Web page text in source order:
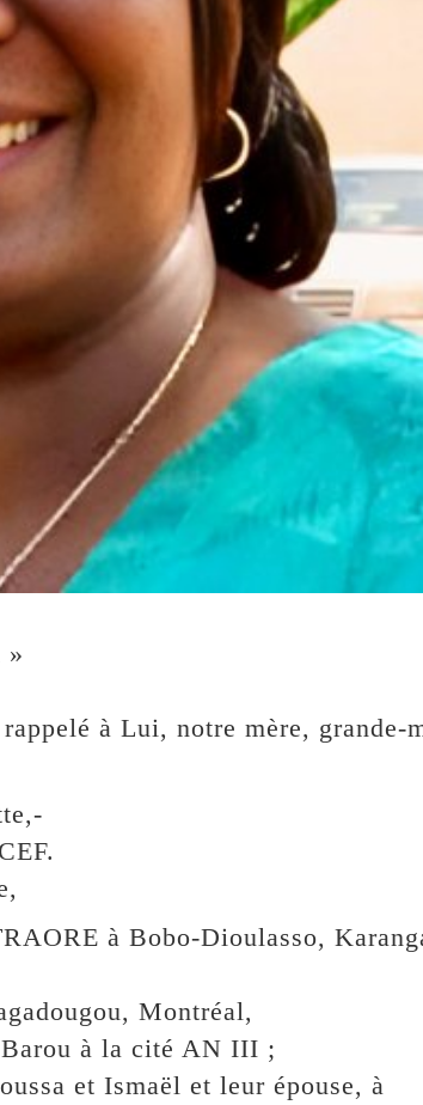
»
à Lui, notre mère, grande-
à Bobo-Dioulasso,
Montréal,
à la cité AN III ;
et Ismaël et leur épouse, à